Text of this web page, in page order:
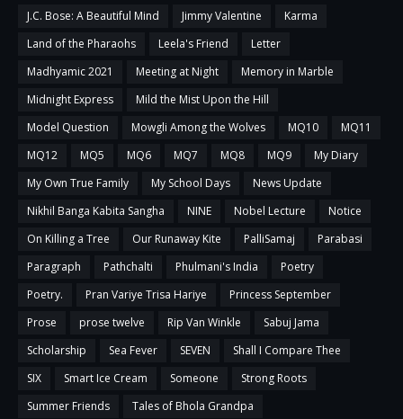
J.C. Bose: A Beautiful Mind
Jimmy Valentine
Karma
Land of the Pharaohs
Leela's Friend
Letter
Madhyamic 2021
Meeting at Night
Memory in Marble
Midnight Express
Mild the Mist Upon the Hill
Model Question
Mowgli Among the Wolves MQ10
MQ11
MQ12
MQ5 MQ6 MQ7 MQ8 MQ9
My Diary
My Own True Family
My School Days
News Update
Nikhil Banga Kabita Sangha
NINE Nobel Lecture
Notice
On Killing a Tree
Our Runaway Kite PalliSamaj
Parabasi
Paragraph
Pathchalti Phulmani's India
Poetry
Poetry.
Pran Variye Trisa Hariye
Princess September
Prose
prose twelve Rip Van Winkle
Sabuj Jama
Scholarship
Sea Fever SEVEN
Shall I Compare Thee
SIX
Smart Ice Cream Someone
Strong Roots
Summer Friends
Tales of Bhola Grandpa